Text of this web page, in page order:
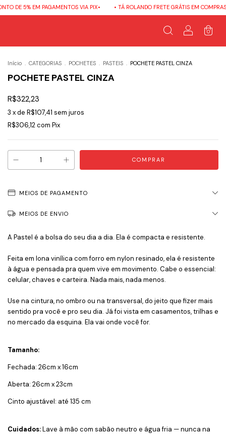
EM PAGAMENTOS VIA PIX• • TÁ ROLANDO FRETE GRÁTIS EM COMPRAS
0
Início . CATEGORIAS . POCHETES . PASTEIS . POCHETE PASTEL CINZA
POCHETE PASTEL CINZA
R$322,23
3 x de R$107,41 sem juros
R$306,12com Pix
MEIOS DE PAGAMENTO
MEIOS DE ENVIO
A Pastel é a bolsa do seu dia a dia. Ela é compacta e resistente.
Feita em lona vinílica com forro em nylon resinado, ela é resistente
à água e pensada pra quem vive em movimento. Cabe o essencial:
celular, chaves e carteira. Nada mais, nada menos.
Use na cintura, no ombro ou na transversal, do jeito que fizer mais
sentido pra você e pro seu dia. Já foi vista em casamentos, trilhas e
no mercado da esquina. Ela vai onde você for.
Tamanho:
Fechada: 26cm x 16cm
Aberta: 26cm x 23cm
Cinto ajustável: até 135 cm
Cuidados:Lave à mão com sabão neutro e água fria — nunca na